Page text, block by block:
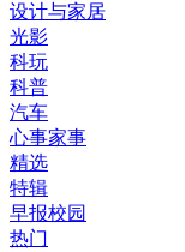
设计与家居
光影
科玩
科普
汽车
心事家事
精选
特辑
早报校园
热门